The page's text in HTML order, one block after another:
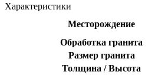
Характеристики
Месторождение
Обработка гранита
Размер гранита
Толщина / Высота